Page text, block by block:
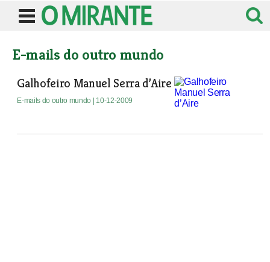
E-mails do outro mundo
Galhofeiro Manuel Serra d’Aire
E-mails do outro mundo | 10-12-2009